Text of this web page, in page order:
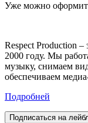
Уже можно
Respect Production
2000 году. Мы
музыку, снимаем
обеспечиваем
Подробней
Подписаться на